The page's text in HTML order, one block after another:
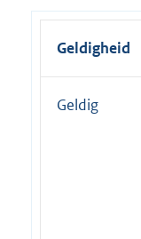
Geldigheid
Geldig